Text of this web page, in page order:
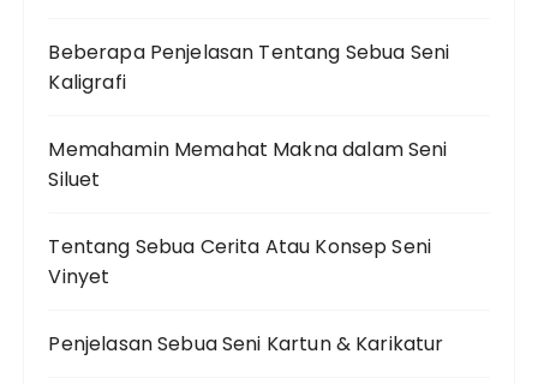
Beberapa Penjelasan Tentang Sebua Seni
Kaligrafi
Memahamin Memahat Makna dalam Seni
Siluet
Tentang Sebua Cerita Atau Konsep Seni
Vinyet
Penjelasan Sebua Seni Kartun & Karikatur